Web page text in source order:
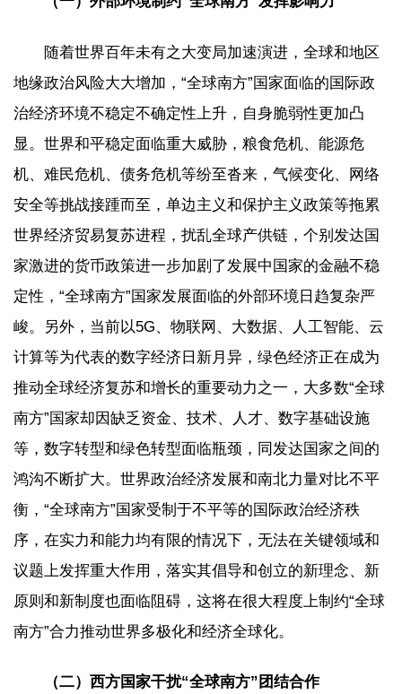
随着世界百年未有之大变局加速演进，全球和地区
地缘政治风险大大增加，“全球南方”国家面临的国际政
治经济环境不稳定不确定性上升，自身脆弱性更加凸
显。世界和平稳定面临重大威胁，粮食危机、能源危
机、难民危机、债务危机等纷至沓来，气候变化、网络
安全等挑战接踵而至，单边主义和保护主义政策等拖累
世界经济贸易复苏进程，扰乱全球产供链，个别发达国
家激进的货币政策进一步加剧了发展中国家的金融不稳
定性，“全球南方”国家发展面临的外部环境日趋复杂严
峻。另外，当前以5G、物联网、大数据、人工智能、云
计算等为代表的数字经济日新月异，绿色经济正在成为
推动全球经济复苏和增长的重要动力之一，大多数“全球
南方”国家却因缺乏资金、技术、人才、数字基础设施
等，数字转型和绿色转型面临瓶颈，同发达国家之间的
鸿沟不断扩大。世界政治经济发展和南北力量对比不平
衡，“全球南方”国家受制于不平等的国际政治经济秩
序，在实力和能力均有限的情况下，无法在关键领域和
议题上发挥重大作用，落实其倡导和创立的新理念、新
原则和新制度也面临阻碍，这将在很大程度上制约“全球
南方”合力推动世界多极化和经济全球化。
（二）西方国家干扰“全球南方”团结合作